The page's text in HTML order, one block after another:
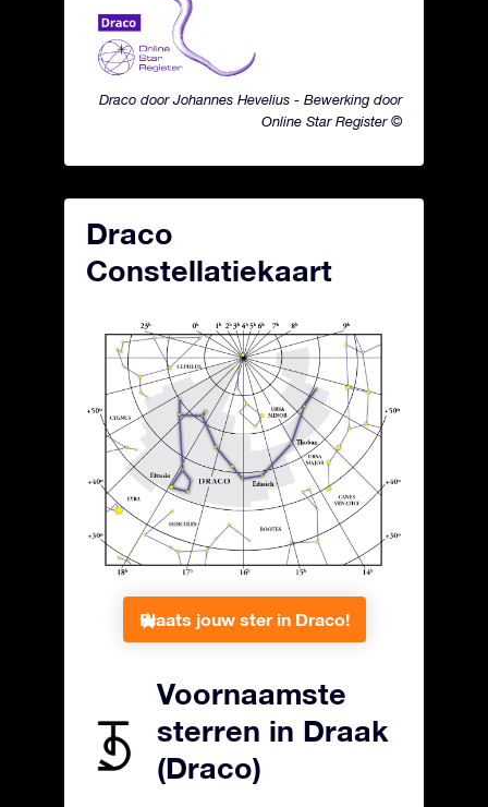
Draco door Johannes Hevelius - Bewerking door
Online Star Register ©
Draco
Constellatiekaart
Plaats jouw ster in Draco!
Voornaamste
sterren in Draak
(Draco)